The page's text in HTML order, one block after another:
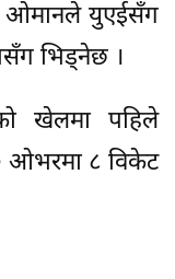
युएईसँग
भिड्नेछ ।
खेलमा पहिले
ओभरमा ८ विकेट